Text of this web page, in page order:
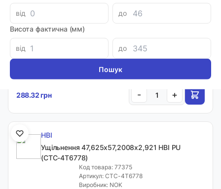
від
до
Висота фактична (мм)
від до
Ущільнення 44,45х57,9882х2,921 HBI PU (CTC-
Код товара: 77391
Виробник: NOK
Луцьк: 20
288.32 грн - +
HBI
Ущільнення 47,625х57,2008х2,921 HBI PU
(CTC-4T6778)
Код товара: 77375
Артикул: CTC-4T6778
Виробник: NOK